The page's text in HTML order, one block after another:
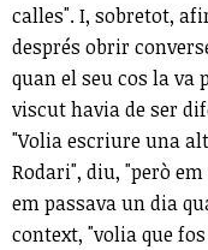
calles". I, sobretot,
després obrir
quan el seu cos la va
viscut havia de ser
"Volia escriure una
Rodari", diu, "però
em passava un dia
context, "volia que